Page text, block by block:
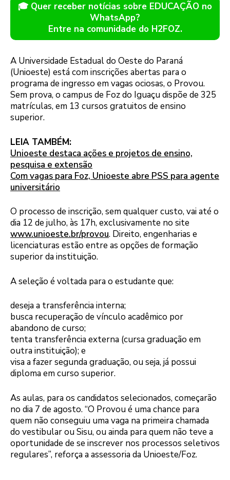
🎓 Quer receber notícias sobre EDUCAÇÃO no
WhatsApp?
Entre na comunidade do H2FOZ.
A Universidade Estadual do Oeste do Paraná
(Unioeste) está com inscrições abertas para o
programa de ingresso em vagas ociosas, o Provou.
Sem prova, o campus de Foz do Iguaçu dispõe de 325
matrículas, em 13 cursos gratuitos de ensino
superior.
LEIA TAMBÉM:
Unioeste destaca ações e projetos de ensino,
pesquisa e extensão
Com vagas para Foz, Unioeste abre PSS para agente
universitário
O processo de inscrição, sem qualquer custo, vai até o
dia 12 de julho, às 17h, exclusivamente no site
www.unioeste.br/provou. Direito, engenharias e
licenciaturas estão entre as opções de formação
superior da instituição.
A seleção é voltada para o estudante que:
deseja a transferência interna;
busca recuperação de vínculo acadêmico por
abandono de curso;
tenta transferência externa (cursa graduação em
outra instituição); e
visa a fazer segunda graduação, ou seja, já possui
diploma em curso superior.
As aulas, para os candidatos selecionados, começarão
no dia 7 de agosto. “O Provou é uma chance para
quem não conseguiu uma vaga na primeira chamada
do vestibular ou Sisu, ou ainda para quem não teve a
oportunidade de se inscrever nos processos seletivos
regulares”, reforça a assessoria da Unioeste/Foz.